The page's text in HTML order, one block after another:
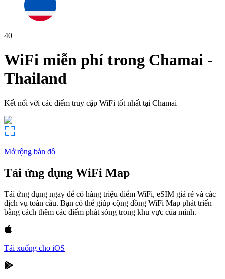
40
WiFi miễn phí trong Chamai -
Thailand
Kết nối với các điểm truy cập WiFi tốt nhất tại Chamai
Mở rộng bản đồ
Tải ứng dụng WiFi Map
Tải ứng dụng ngay để có hàng triệu điểm WiFi, eSIM giá rẻ và các
dịch vụ toàn cầu. Bạn có thể giúp cộng đồng WiFi Map phát triển
bằng cách thêm các điểm phát sóng trong khu vực của mình.
Tải xuống cho iOS